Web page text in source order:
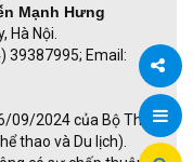
Chia
Mạnh Hưng
Hà Nội.
39387995; Email:
09/2024 của Bộ Thông
thao và Du lịch).